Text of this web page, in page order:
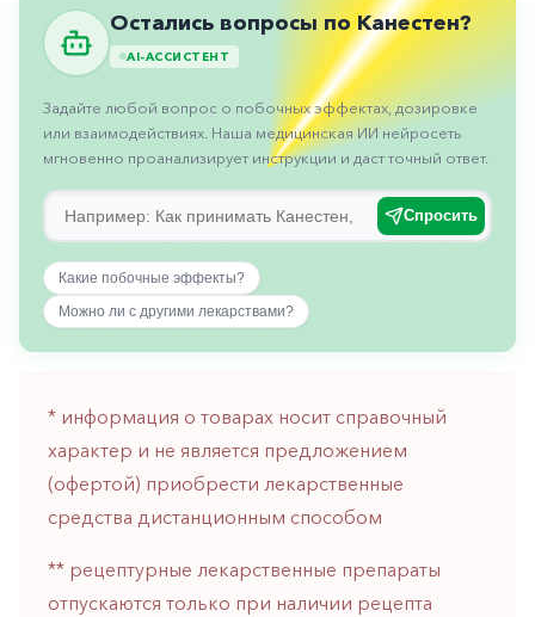
Противогрибковые
Противоопухолевые
Противоподагрические
Противорвотные
Противоэпилептические
Пульмонология
Тромбозы
Урология
Ухо-
горло-
нос
Хирургия
Остались вопросы по Канестен?
AI-АССИСТЕНТ
Задайте любой вопрос о побочных эффектах, дозировке
или взаимодействиях. Наша медицинская ИИ нейросеть
мгновенно проанализирует инструкции и даст точный ответ.
Спросить
Какие побочные эффекты?
Можно ли с другими лекарствами?
* информация о товарах носит справочный
характер и не является предложением
(офертой) приобрести лекарственные
средства дистанционным способом
** рецептурные лекарственные препараты
отпускаются только при наличии рецепта